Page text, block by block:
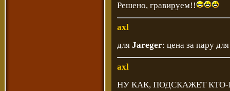
Решено, гравируем!!
axl
для Jareger: цена за пару
axl
НУ КАК, ПОДСКАЖЕТ